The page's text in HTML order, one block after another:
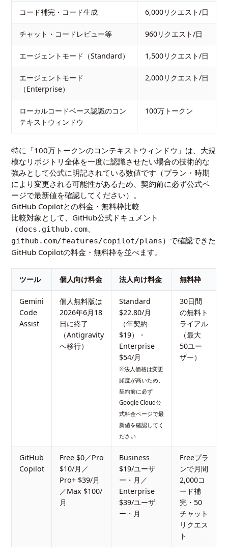
コード補完・コード生成 6,000リクエスト/日
チャット・コードレビュー等 960リクエスト/日
エージェントモード（Standard） 1,500リクエスト/日
エージェントモード
（Enterprise）
2,000リクエスト/日
ローカルコードベース認識のコン
テキストウィンドウ
100万トークン
特に「100万トークンのコンテキストウィンドウ」は、大規
模なリポジトリ全体を一度に認識させたい場合の技術的な
強みとして公式に明記されている数値です（プラン・時期
により変更される可能性があるため、契約前に必ず公式ペ
ージで最新値を確認してください）。
GitHub Copilotとの料金・無料枠比較
比較対象として、GitHub公式ドキュメント
（docs.github.com
github.com/features/copilot/plans）で確認できた
GitHub Copilotの料金・無料枠を並べます。
ツール 個人向け料金 法人向け料金 無料枠
Gemini
Code
Assist
個人無料版は
2026年6月18
日に終了
（Antigravity
へ移行）
Standard
$22.80/月
（年契約
$19）・
Enterprise
$54/月
※法人価格は変更
頻度が高いため、
契約前に必ず
Google Cloud公
式料金ページで最
新値を確認してく
ださい
30日間
の無料ト
ライアル
（最大
50ユー
ザー）
GitHub
Copilot
Free $0／Pro
$10/月／
Pro+ $39/月
／Max $100/
月
Business
$19/ユーザ
ー・月／
Enterprise
$39/ユーザ
ー・月
Freeプラ
ンで月間
2,000コ
ード補
完・50
チャット
リクエス
ト